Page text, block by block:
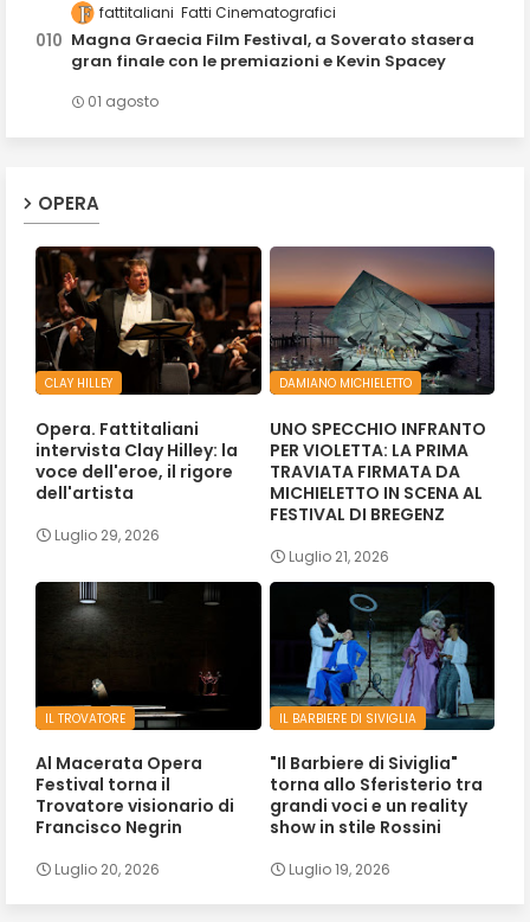
fattitaliani Fatti Cinematografici
Magna Graecia Film Festival, a Soverato stasera
gran finale con le premiazioni e Kevin Spacey
01 agosto
OPERA
CLAY HILLEY
Opera. Fattitaliani
intervista Clay Hilley: la
voce dell'eroe, il rigore
dell'artista
Luglio 29, 2026
DAMIANO MICHIELETTO
UNO SPECCHIO INFRANTO
PER VIOLETTA: LA PRIMA
TRAVIATA FIRMATA DA
MICHIELETTO IN SCENA AL
FESTIVAL DI BREGENZ
Luglio 21, 2026
IL TROVATORE
Al Macerata Opera
Festival torna il
Trovatore visionario di
Francisco Negrin
Luglio 20, 2026
IL BARBIERE DI SIVIGLIA
"Il Barbiere di Siviglia"
torna allo Sferisterio tra
grandi voci e un reality
show in stile Rossini
Luglio 19, 2026